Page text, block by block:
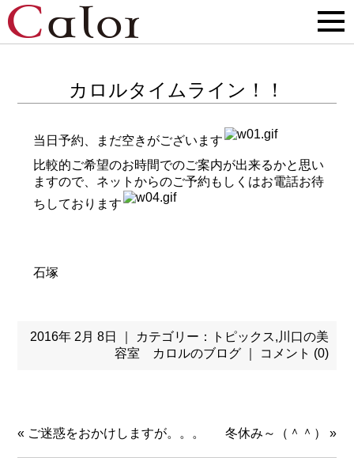
カロルタイムライン！！
当日予約、まだ空きがございます
比較的ご希望のお時間でのご案内が出来るかと思い
ますので、ネットからのご予約もしくはお電話お待
ちしております
石塚
2016年 2月 8日 ｜ カテゴリー： トピックス, 川口の美
容室 カロルのブログ｜ コメント (0)
« ご迷惑をおかけしますが。。。 冬休み～（＾＾） »